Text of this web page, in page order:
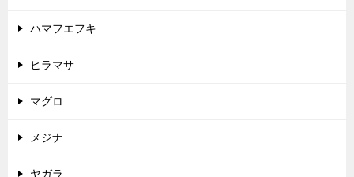
ハマフエフキ
ヒラマサ
マグロ
メジナ
ヤガラ